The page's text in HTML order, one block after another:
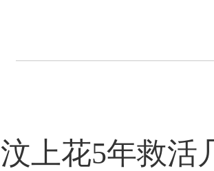
上花5年救活